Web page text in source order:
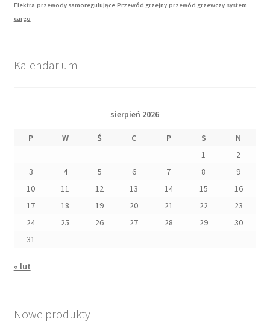
Elektra przewody samoregulujące Przewód grzejny przewód grzewczy system
cargo
Kalendarium
sierpień 2026
P W Ś C P S
N
1
2
3
4 5 6 7 8
9
10
11 12 13 14 15
16
17
18 19 20 21 22
23
24
25 26 27 28 29
30
31
« lut
Nowe produkty